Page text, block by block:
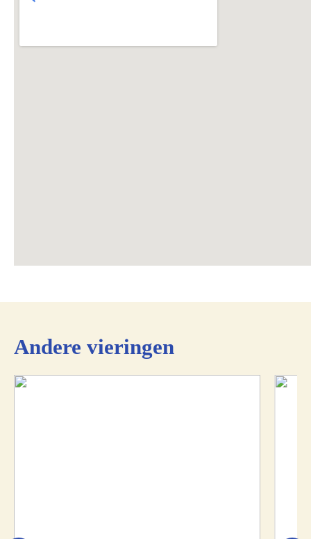
Andere vieringen